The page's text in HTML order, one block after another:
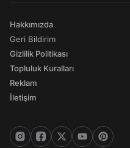
Hakkımızda
Geri Bildirim
Gizlilik Politikası
Topluluk Kuralları
Reklam
İletişim